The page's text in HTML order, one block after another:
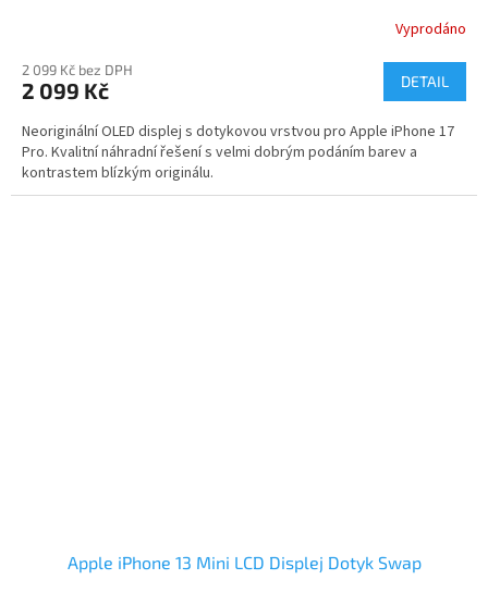
Vyprodáno
2 099 Kč bez DPH
2 099 Kč DETAIL
Neoriginální OLED displej s dotykovou vrstvou pro Apple iPhone 17
Pro. Kvalitní náhradní řešení s velmi dobrým podáním barev a
kontrastem blízkým originálu.
Apple iPhone 13 Mini LCD Displej Dotyk Swap